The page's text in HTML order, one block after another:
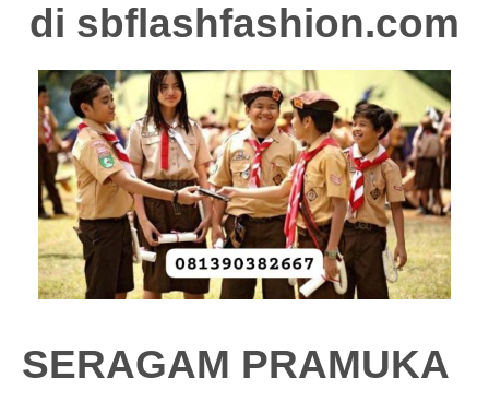
di sbflashfashion.com
SERAGAM PRAMUKA